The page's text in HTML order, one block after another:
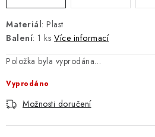
Materiál: Plast
Balení: 1 ks Více informací
Položka byla vyprodána…
Vyprodáno
Možnosti doručení